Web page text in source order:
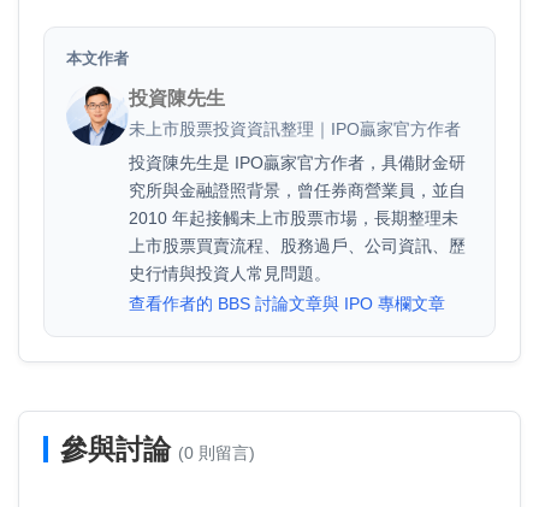
本文作者
投資陳先生
未上市股票投資資訊整理｜IPO贏家官方作者
投資陳先生是 IPO贏家官方作者，具備財金研
究所與金融證照背景，曾任券商營業員，並自
2010 年起接觸未上市股票市場，長期整理未
上市股票買賣流程、股務過戶、公司資訊、歷
史行情與投資人常見問題。
查看作者的 BBS 討論文章與 IPO 專欄文章
參與討論 (0 則留言)